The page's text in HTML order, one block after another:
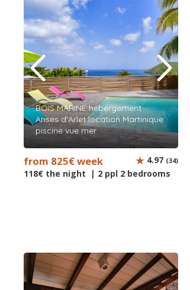
BOIS MARINE hébergement
Anses d'Arlet location Martinique
piscine vue mer
from 825€ week
118€ the night | 2 ppl 2 bedrooms
4.97 (34)